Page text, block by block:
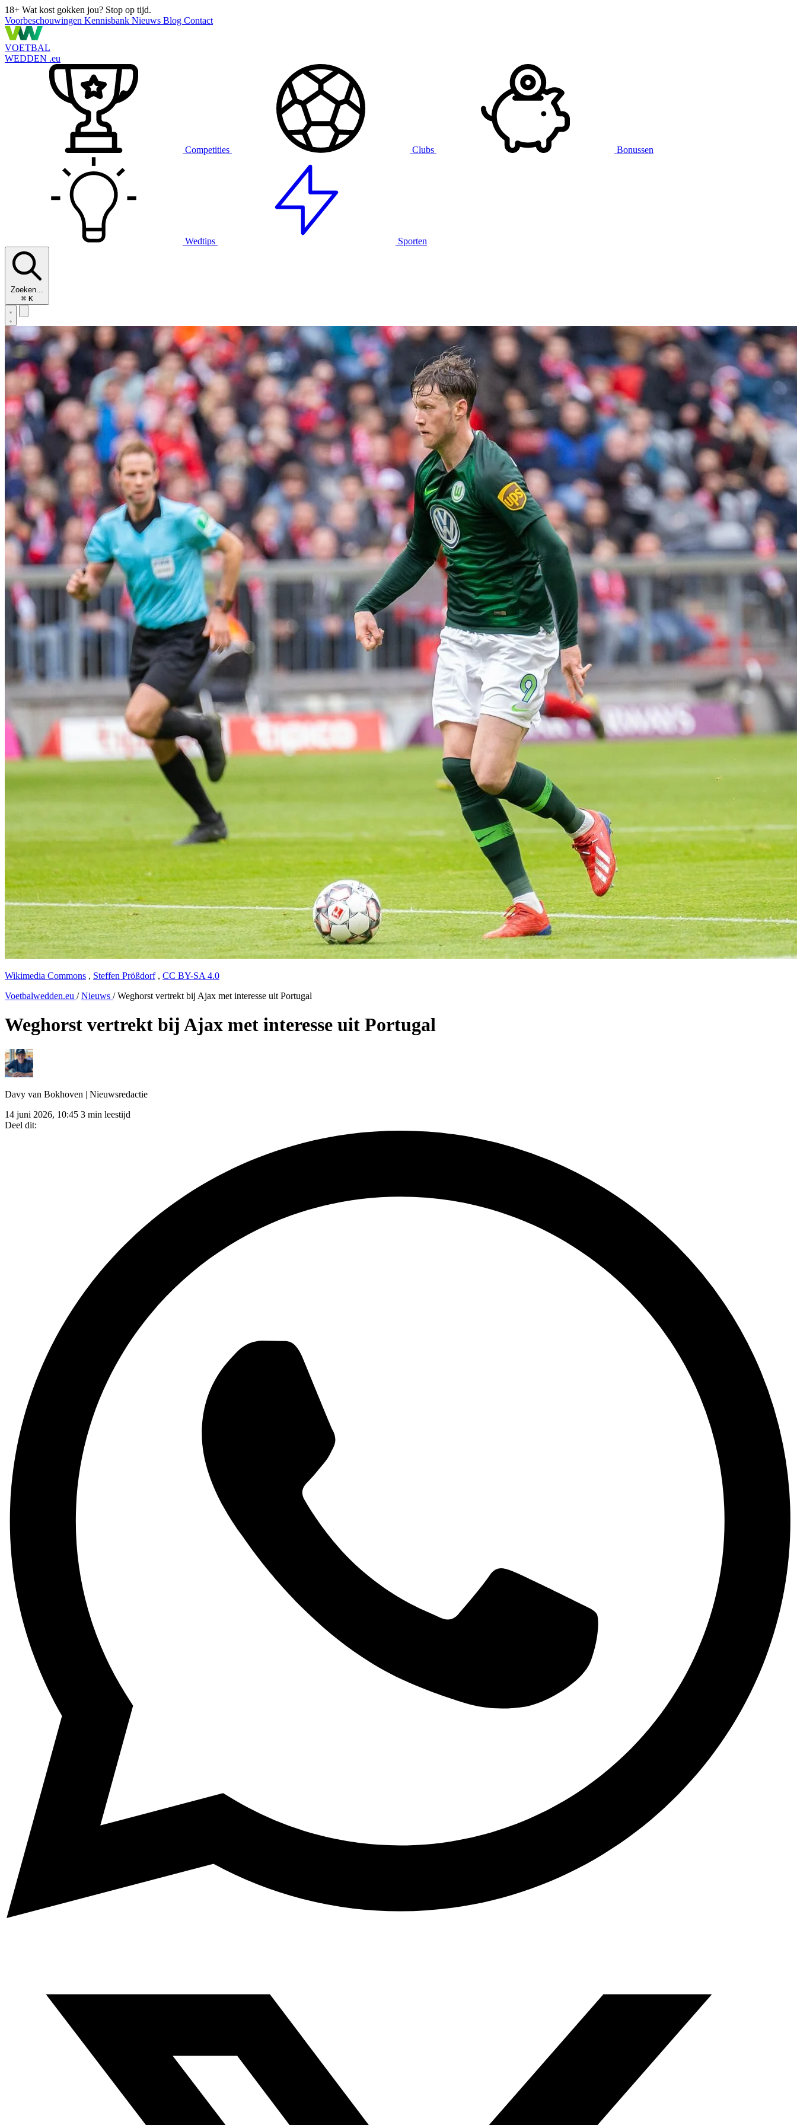
18+ Wat kost gokken jou? Stop op tijd.
Voorbeschouwingen Kennisbank Nieuws Blog Contact
VOETBAL
WEDDEN .eu
Competities Clubs Bonussen
Wedtips Sporten
Zoeken...
⌘ K
Wikimedia Commons , Steffen Prößdorf , CC BY-SA 4.0
Voetbalwedden.eu / Nieuws / Weghorst vertrekt bij Ajax met interesse uit Portugal
Weghorst vertrekt bij Ajax met interesse uit Portugal
Davy van Bokhoven | Nieuwsredactie
14 juni 2026, 10:45 3 min leestijd
Deel dit: